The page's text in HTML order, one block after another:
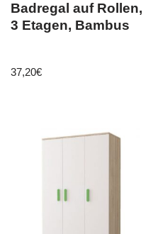
Badregal auf Rollen,
3 Etagen, Bambus
37,20€